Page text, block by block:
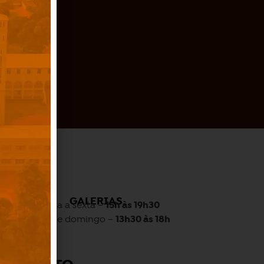
GALERIAS
Quarta a sexta –15h às 19h30
Sábado e domingo –13h30 às 18h